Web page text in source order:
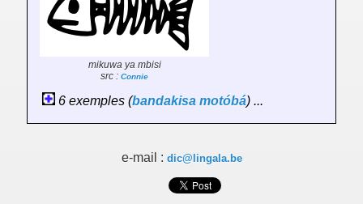
mikuwa ya mbisi
src : Connie
6 exemples (bandakisa motóbá) ...
e-mail : dic@lingala.be